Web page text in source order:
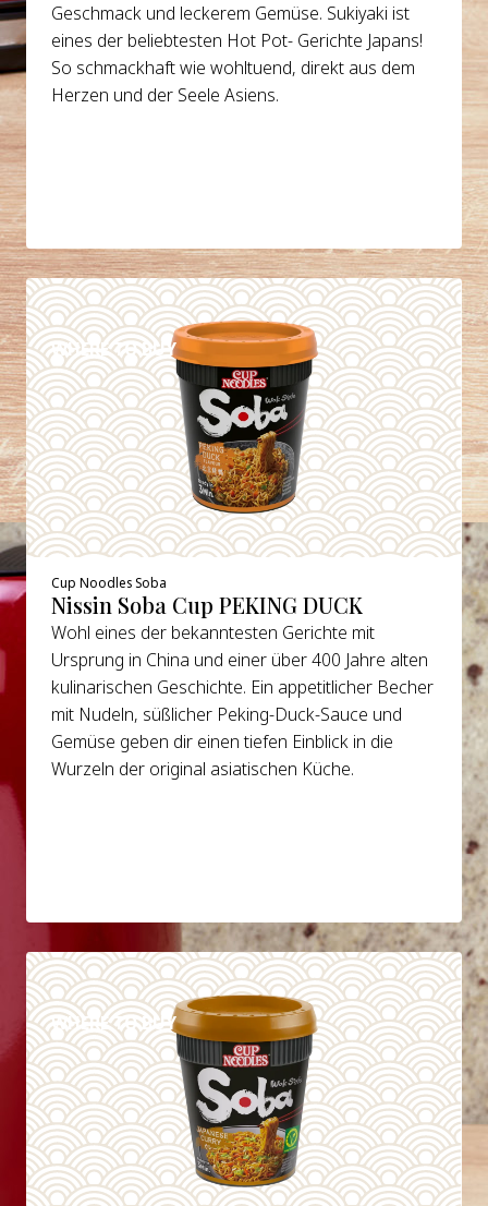
Geschmack und leckerem Gemüse. Sukiyaki ist
eines der beliebtesten Hot Pot- Gerichte Japans!
So schmackhaft wie wohltuend, direkt aus dem
Herzen und der Seele Asiens.
WHERE TO BUY
DETAILS
Cup Noodles Soba
Nissin Soba Cup PEKING DUCK
Wohl eines der bekanntesten Gerichte mit
Ursprung in China und einer über 400 Jahre alten
kulinarischen Geschichte. Ein appetitlicher Becher
mit Nudeln, süßlicher Peking-Duck-Sauce und
Gemüse geben dir einen tiefen Einblick in die
Wurzeln der original asiatischen Küche.
WHERE TO BUY
DETAILS